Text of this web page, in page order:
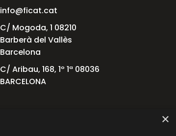
info@ficat.cat
C/ Mogoda, 1 08210
Barberà del Vallès
Barcelona
C/ Aribau, 168, 1º 1ª 08036
BARCELONA
×